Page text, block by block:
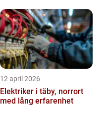
12 april 2026
Elektriker i täby, norrort
med lång erfarenhet